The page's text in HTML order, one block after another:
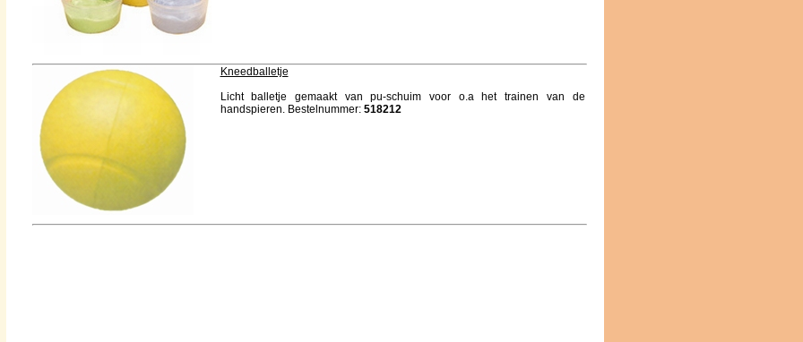
Kneedballetje
Licht balletje gemaakt van pu-schuim voor o.a het trainen van de
handspieren. Bestelnummer: 518212